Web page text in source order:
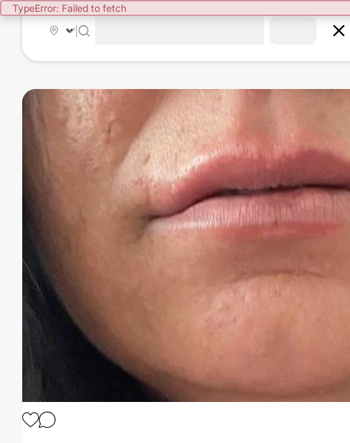
TypeError: Failed to fetch